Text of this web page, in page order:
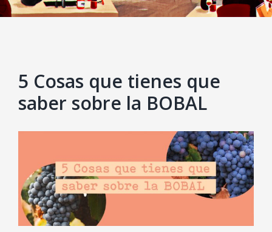
5 Cosas que tienes que
saber sobre la BOBAL